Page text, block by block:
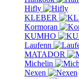
Hifly
KLEBER
Kormoran
KUMHO
Laufenn
MATADOR
Michelin
Nexen